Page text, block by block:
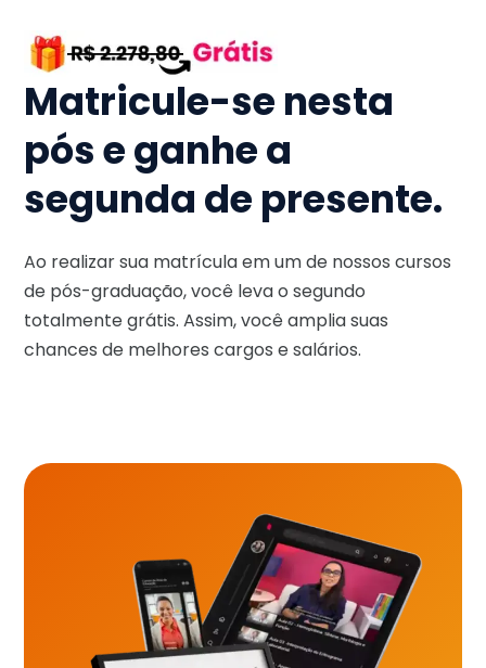
Matricule-se nesta
pós e ganhe a
segunda de presente.
Ao realizar sua matrícula em um de nossos cursos
de pós-graduação, você leva o segundo
totalmente grátis. Assim, você amplia suas
chances de melhores cargos e salários.